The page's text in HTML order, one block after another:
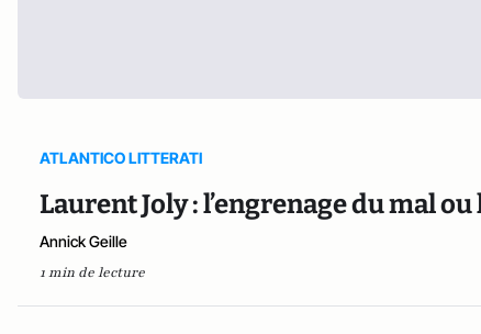
ATLANTICO LITTERATI
Laurent Joly : l’engrenage du mal
Annick Geille
1 min de lecture